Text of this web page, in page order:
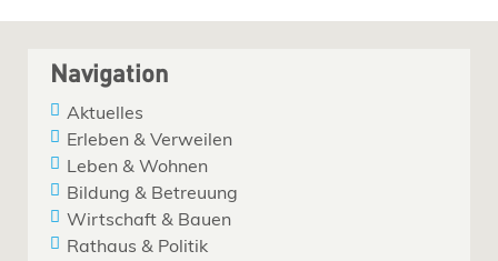
Navigation
Aktuelles
Erleben & Verweilen
Leben & Wohnen
Bildung & Betreuung
Wirtschaft & Bauen
Rathaus & Politik